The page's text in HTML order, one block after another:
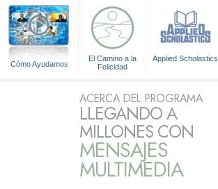
Cómo Ayudamos
El Camino a la
Felicidad
Applied Scholastics
ACERCA DEL PROGRAMA
LLEGANDO A
MILLONES CON
MENSAJES
MULTIMEDIA